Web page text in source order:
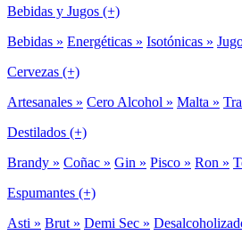
Bebidas y Jugos (+)
Bebidas » Energéticas » Isotónicas »
Cervezas (+)
Artesanales » Cero Alcohol » Malta »
Destilados (+)
Brandy » Coñac » Gin » Pisco » Ron »
Espumantes (+)
Asti » Brut » Demi Sec »